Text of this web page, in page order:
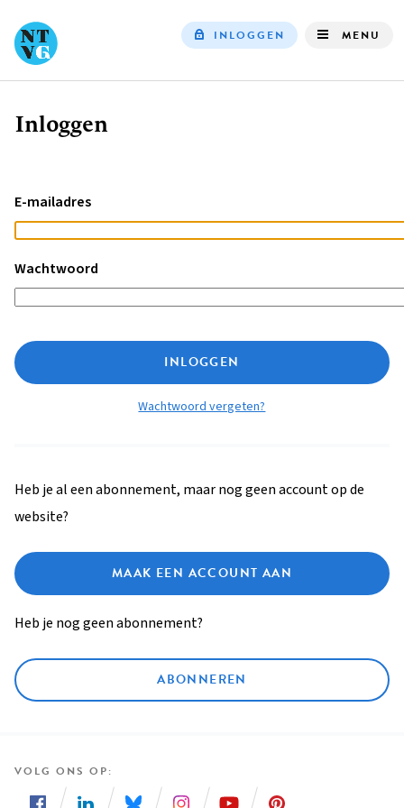
INLOGGEN MENU
Kruimelpad
Inloggen
E-mailadres
Wachtwoord
INLOGGEN
Wachtwoord vergeten?
Heb je al een abonnement, maar nog geen account op de
website?
MAAK EEN ACCOUNT AAN
Heb je nog geen abonnement?
ABONNEREN
VOLG ONS OP